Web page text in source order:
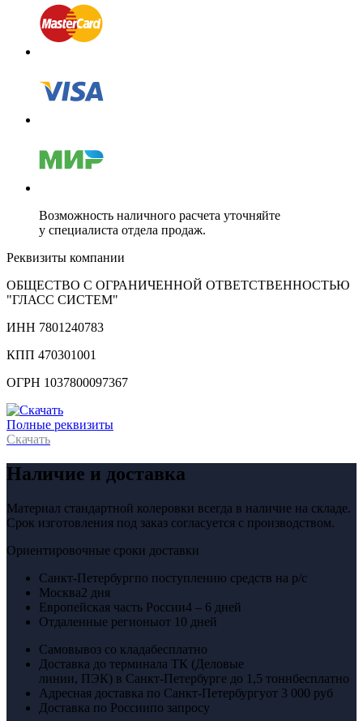
Возможность наличного расчета уточняйте
у специалиста отдела продаж.
Реквизиты компании
ОБЩЕСТВО С ОГРАНИЧЕННОЙ ОТВЕТСТВЕННОСТЬЮ
"ГЛАСС СИСТЕМ"
ИНН 7801240783
КПП 470301001
ОГРН 1037800097367
Полные реквизиты
Скачать
Наличие и доставка
Материал стандартной колеровки всегда в наличие на складе.
Срок изготовления под заказ согласуется с производством.
Ориентировочные сроки доставки
Санкт-Петербургпо поступлению средств на р/с
Москва2 дня
Европейская часть России4 – 6 дней
Отдаленные регионыот 10 дней
Самовывоз со кладабесплатно
Доставка до терминала ТК (Деловые
линии, ПЭК) в Санкт-Петербурге до 1,5 тоннбесплатно
Адресная доставка по Санкт-Петербургуот 3 000 руб
Доставка по Россиипо запросу